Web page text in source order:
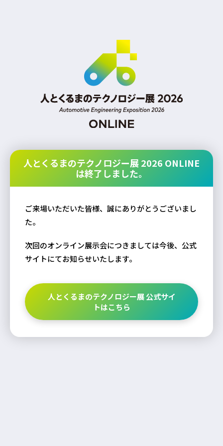
人とくるまのテクノロジー展 2026 ONLINE
は終了しました。
ご来場いただいた皆様、誠にありがとうございまし
た。
次回のオンライン展示会につきましては今後、公式
サイトにてお知らせいたします。
人とくるまのテクノロジー展 公式サイ
トはこちら